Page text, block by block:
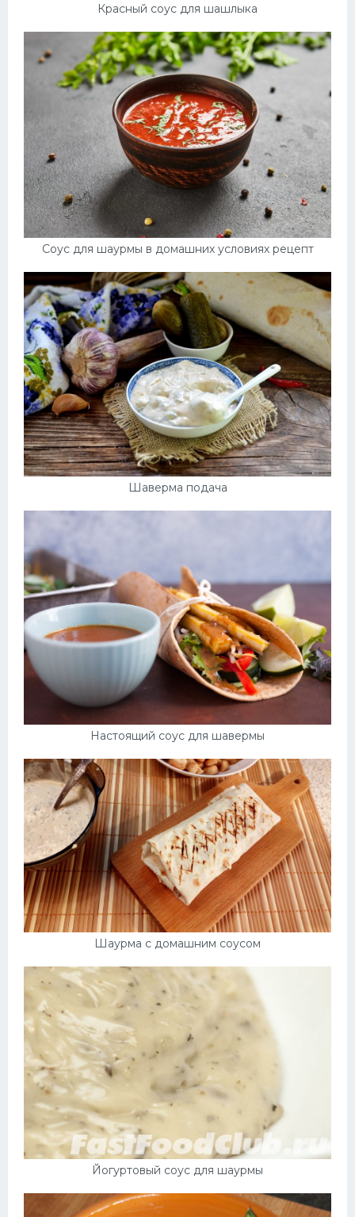
Красный соус для шашлыка
Соус для шаурмы в домашних условиях рецепт
Шаверма подача
Настоящий соус для шавермы
Шаурма с домашним соусом
Йогуртовый соус для шаурмы